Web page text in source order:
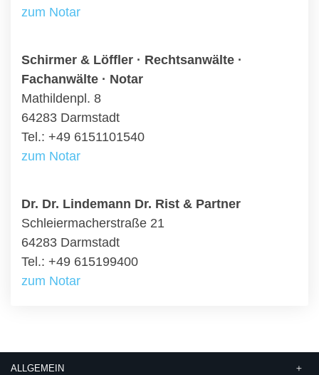
zum Notar
Schirmer & Löffler · Rechtsanwälte ·
Fachanwälte · Notar
Mathildenpl. 8
64283 Darmstadt
Tel.: +49 6151101540
zum Notar
Dr. Dr. Lindemann Dr. Rist & Partner
Schleiermacherstraße 21
64283 Darmstadt
Tel.: +49 615199400
zum Notar
ALLGEMEIN